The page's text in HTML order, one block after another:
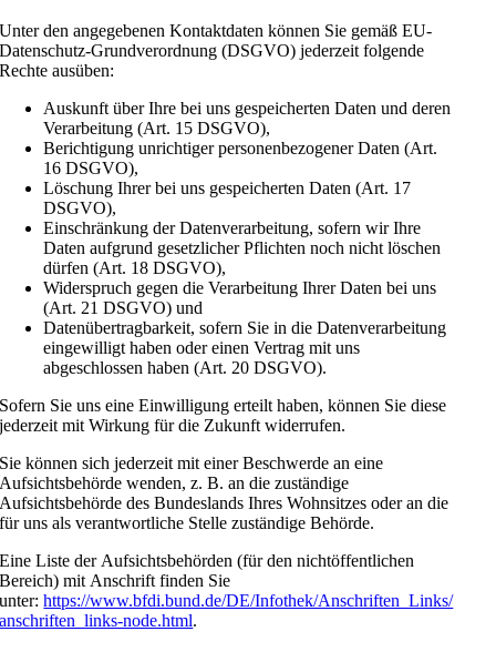
Unter den angegebenen Kontaktdaten können Sie gemäß EU-
Datenschutz-Grundverordnung (DSGVO) jederzeit folgende
Rechte ausüben:
Auskunft über Ihre bei uns gespeicherten Daten und deren
Verarbeitung (Art. 15 DSGVO),
Berichtigung unrichtiger personenbezogener Daten (Art.
16 DSGVO),
Löschung Ihrer bei uns gespeicherten Daten (Art. 17
DSGVO),
Einschränkung der Datenverarbeitung, sofern wir Ihre
Daten aufgrund gesetzlicher Pflichten noch nicht löschen
dürfen (Art. 18 DSGVO),
Widerspruch gegen die Verarbeitung Ihrer Daten bei uns
(Art. 21 DSGVO) und
Datenübertragbarkeit, sofern Sie in die Datenverarbeitung
eingewilligt haben oder einen Vertrag mit uns
abgeschlossen haben (Art. 20 DSGVO).
Sofern Sie uns eine Einwilligung erteilt haben, können Sie diese
jederzeit mit Wirkung für die Zukunft widerrufen.
Sie können sich jederzeit mit einer Beschwerde an eine
Aufsichtsbehörde wenden, z. B. an die zuständige
Aufsichtsbehörde des Bundeslands Ihres Wohnsitzes oder an die
für uns als verantwortliche Stelle zuständige Behörde.
Eine Liste der Aufsichtsbehörden (für den nichtöffentlichen
Bereich) mit Anschrift finden Sie
unter:https://www.bfdi.bund.de/DE/Infothek/Anschriften_Links/
anschriften_links-node.html.